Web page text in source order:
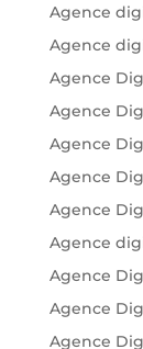
Agence
Agence
Agence
Agence
Agence
Agence
Agence
Agence
Agence
Agence
Agence